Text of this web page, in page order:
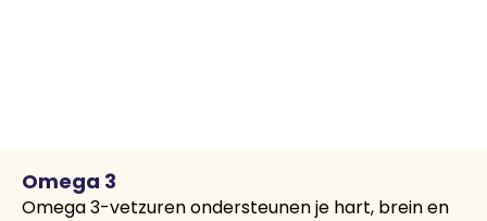
Omega 3
Omega 3-vetzuren ondersteunen je hart, brein en